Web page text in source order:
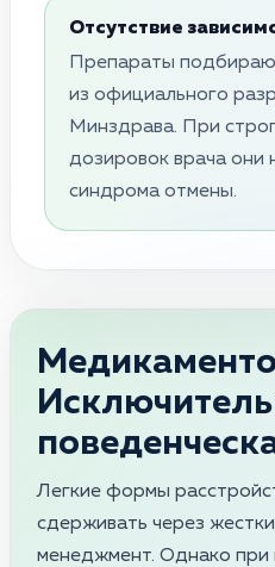
Отсутствие
Препараты
из официального
Минздрава. При
дозировок врача они
синдрома отмены.
Легкие формы
сдерживать через
менеджмент. Однако при